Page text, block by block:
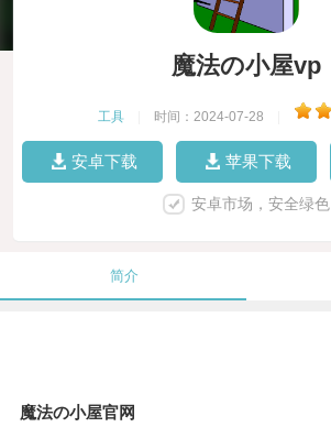
魔法の小屋vp
工具 时间：2024-07-28
安卓下载 苹果下载
安卓市场，安全绿色
简介
魔法の小屋官网